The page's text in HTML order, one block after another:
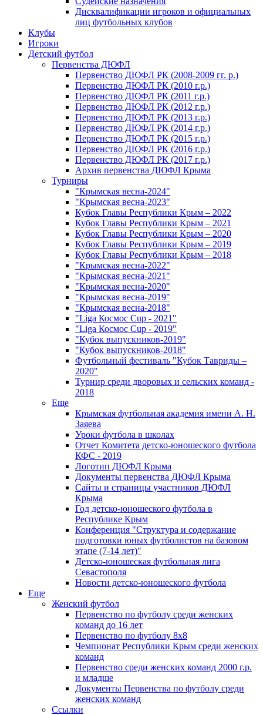
Дисквалификации игроков и официальных
лиц футбольных клубов
Клубы
Игроки
Детский футбол
Первенства ДЮФЛ
Первенство ДЮФЛ РК (2008-2009 гг. р.)
Первенство ДЮФЛ РК (2010 г.р.)
Первенство ДЮФЛ РК (2011 г.р.)
Первенство ДЮФЛ РК (2012 г.р.)
Первенство ДЮФЛ РК (2013 г.р.)
Первенство ДЮФЛ РК (2014 г.р.)
Первенство ДЮФЛ РК (2015 г.р.)
Первенство ДЮФЛ РК (2016 г.р.)
Первенство ДЮФЛ РК (2017 г.р.)
Архив первенства ДЮФЛ Крыма
Турниры
"Крымская весна-2024"
"Крымская весна-2023"
Кубок Главы Республики Крым – 2022
Кубок Главы Республики Крым – 2021
Кубок Главы Республики Крым – 2020
Кубок Главы Республики Крым – 2019
Кубок Главы Республики Крым – 2018
"Крымская весна-2022"
"Крымская весна-2021"
"Крымская весна-2020"
"Крымская весна-2019"
"Крымская весна-2018"
"Liga Космос Cup - 2021"
"Liga Космос Cup - 2019"
"Кубок выпускников-2019"
"Кубок выпускников-2018"
Футбольный фестиваль "Кубок Тавриды –
2020"
Турнир среди дворовых и сельских команд -
2018
Еще
Крымская футбольная академия имени А. Н.
Заяева
Уроки футбола в школах
Отчет Комитета детско-юношеского футбола
КФС - 2019
Логотип ДЮФЛ Крыма
Документы первенства ДЮФЛ Крыма
Сайты и страницы участников ДЮФЛ
Крыма
Год детско-юношеского футбола в
Республике Крым
Конференция "Структура и содержание
подготовки юных футболистов на базовом
этапе (7-14 лет)"
Детско-юношеская футбольная лига
Севастополя
Новости детско-юношеского футбола
Еще
Женский футбол
Первенство по футболу среди женских
команд до 16 лет
Первенство по футболу 8х8
Чемпионат Республики Крым среди женских
команд
Первенство среди женских команд 2000 г.р.
и младше
Документы Первенства по футболу среди
женских команд
Ссылки